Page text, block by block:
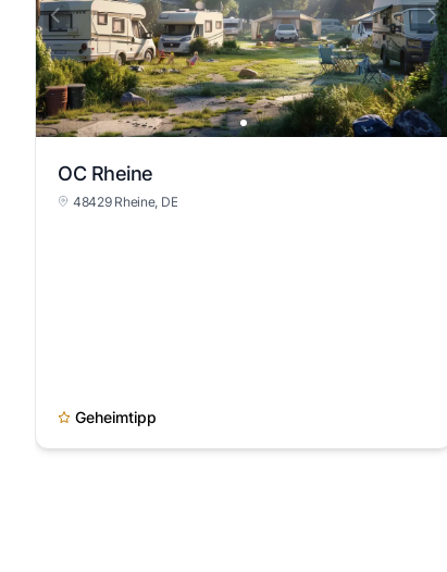
OC Rheine
48429 Rheine, DE
Geheimtipp